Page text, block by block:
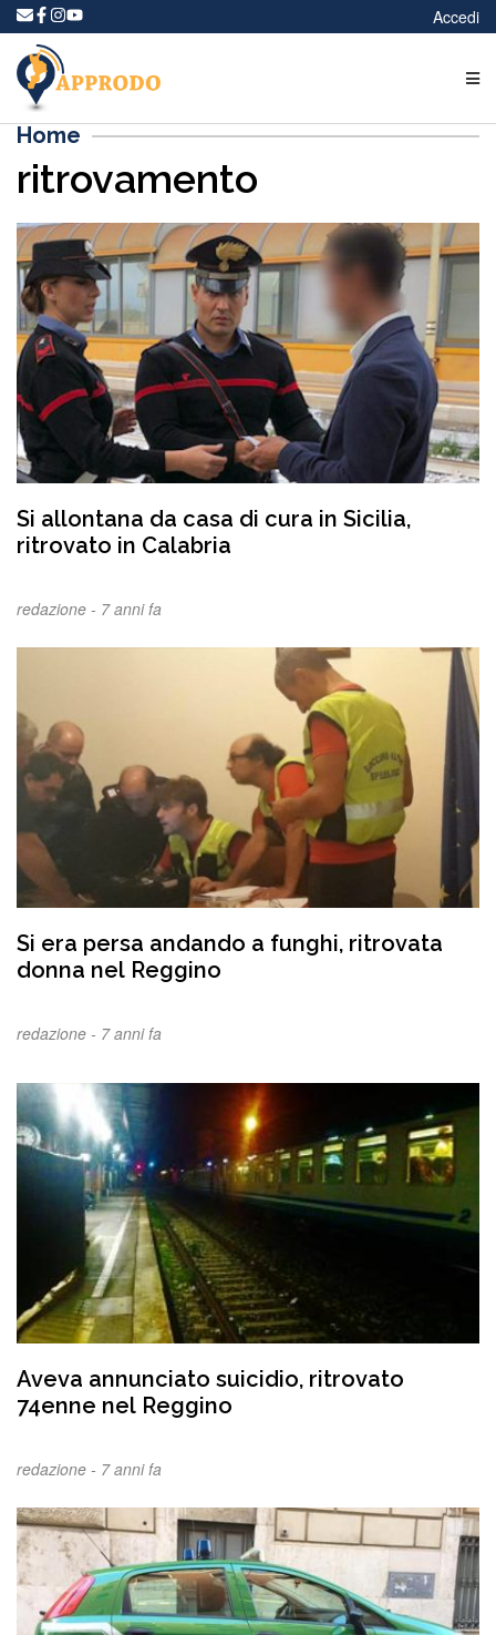
Accedi
Home
ritrovamento
Si allontana da casa di cura in Sicilia,
ritrovato in Calabria
redazione - 7 anni fa
Si era persa andando a funghi, ritrovata
donna nel Reggino
redazione - 7 anni fa
Aveva annunciato suicidio, ritrovato
74enne nel Reggino
redazione - 7 anni fa